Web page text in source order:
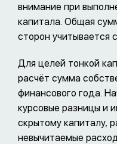
внимание при
капитала. Общая
сторон учитывается
Для целей тонкой
расчёт сумма
финансового года.
курсовые разницы и
скрытому капиталу,
невычитаемые